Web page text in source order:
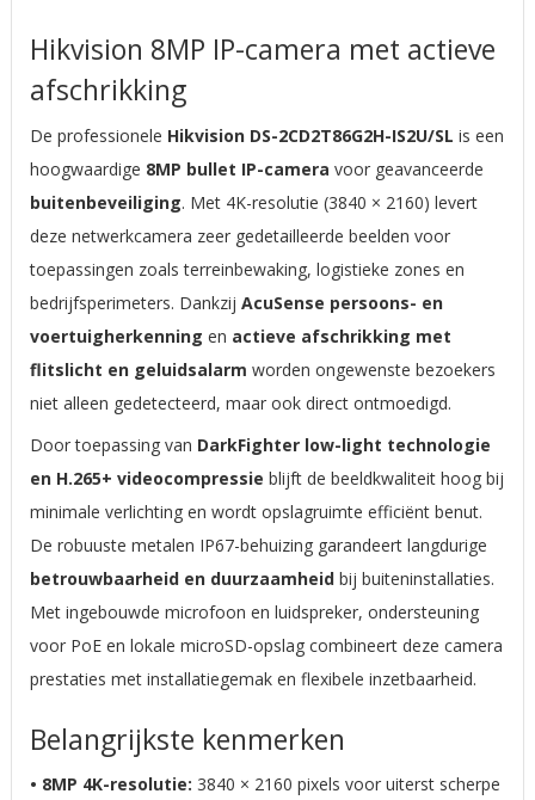
Hikvision 8MP IP-camera met actieve
afschrikking
De professionele Hikvision DS-2CD2T86G2H-IS2U/SL is een
hoogwaardige 8MP bullet IP-camera voor geavanceerde
buitenbeveiliging. Met 4K-resolutie (3840 × 2160) levert
deze netwerkcamera zeer gedetailleerde beelden voor
toepassingen zoals terreinbewaking, logistieke zones en
bedrijfsperimeters. Dankzij AcuSense persoons- en
voertuigherkenning en actieve afschrikking met
flitslicht en geluidsalarm worden ongewenste bezoekers
niet alleen gedetecteerd, maar ook direct ontmoedigd.
Door toepassing van DarkFighter low-light technologie
en H.265+ videocompressie blijft de beeldkwaliteit hoog bij
minimale verlichting en wordt opslagruimte efficiënt benut.
De robuuste metalen IP67-behuizing garandeert langdurige
betrouwbaarheid en duurzaamheidbij buiteninstallaties.
Met ingebouwde microfoon en luidspreker, ondersteuning
voor PoE en lokale microSD-opslag combineert deze camera
prestaties met installatiegemak en flexibele inzetbaarheid.
Belangrijkste kenmerken
• 8MP 4K-resolutie: 3840 × 2160 pixels voor uiterst scherpe